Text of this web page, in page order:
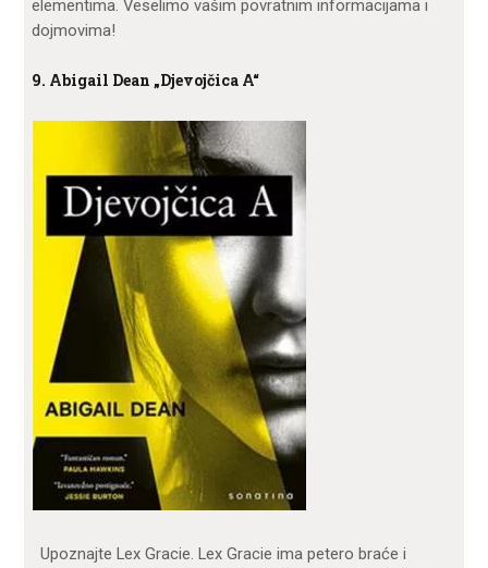
elementima. Veselimo vašim povratnim informacijama i
dojmovima!
9. Abigail Dean „Djevojčica A“
Upoznajte Lex Gracie. Lex Gracie ima petero braće i